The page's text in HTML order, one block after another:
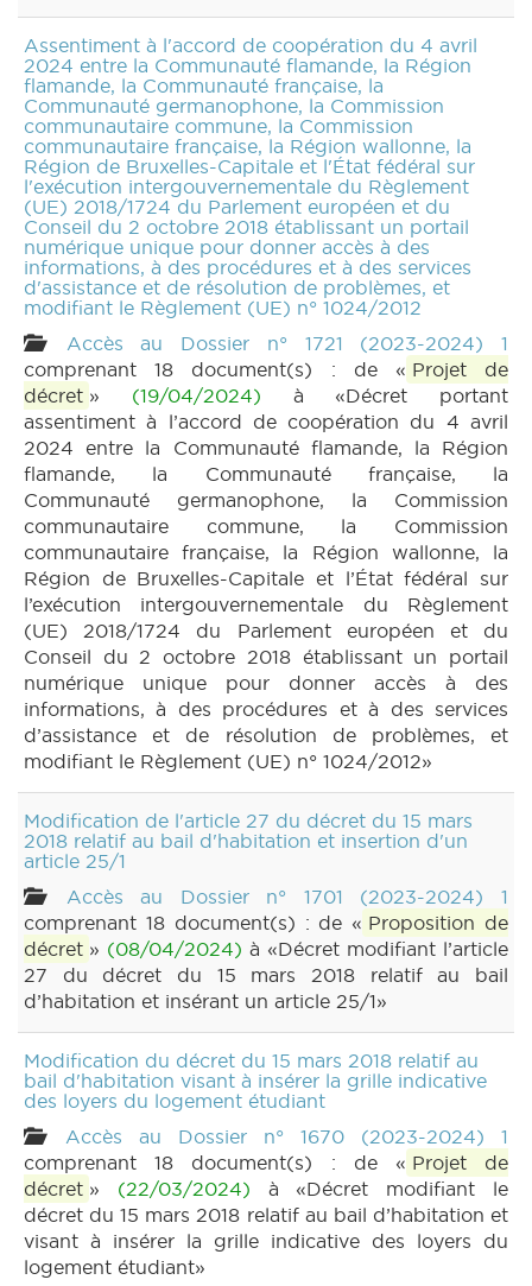
Assentiment à l'accord de coopération du 4 avril
2024 entre la Communauté flamande, la Région
flamande, la Communauté française, la
Communauté germanophone, la Commission
communautaire commune, la Commission
communautaire française, la Région wallonne, la
Région de Bruxelles-Capitale et l'État fédéral sur
l'exécution intergouvernementale du Règlement
(UE) 2018/1724 du Parlement européen et du
Conseil du 2 octobre 2018 établissant un portail
numérique unique pour donner accès à des
informations, à des procédures et à des services
d'assistance et de résolution de problèmes, et
modifiant le Règlement (UE) n° 1024/2012
Accès au Dossier n° 1721 (2023-2024) 1
comprenant 18 document(s) : de « Projet de
décret » (19/04/2024) à «Décret portant
assentiment à l’accord de coopération du 4 avril
2024 entre la Communauté flamande, la Région
flamande, la Communauté française, la
Communauté germanophone, la Commission
communautaire commune, la Commission
communautaire française, la Région wallonne, la
Région de Bruxelles-Capitale et l’État fédéral sur
l’exécution intergouvernementale du Règlement
(UE) 2018/1724 du Parlement européen et du
Conseil du 2 octobre 2018 établissant un portail
numérique unique pour donner accès à des
informations, à des procédures et à des services
d’assistance et de résolution de problèmes, et
modifiant le Règlement (UE) n° 1024/2012»
Modification de l'article 27 du décret du 15 mars
2018 relatif au bail d'habitation et insertion d'un
article 25/1
Accès au Dossier n° 1701 (2023-2024) 1
comprenant 18 document(s) : de « Proposition de
décret » (08/04/2024) à «Décret modifiant l’article
27 du décret du 15 mars 2018 relatif au bail
d’habitation et insérant un article 25/1»
Modification du décret du 15 mars 2018 relatif au
bail d'habitation visant à insérer la grille indicative
des loyers du logement étudiant
Accès au Dossier n° 1670 (2023-2024) 1
comprenant 18 document(s) : de « Projet de
décret » (22/03/2024) à «Décret modifiant le
décret du 15 mars 2018 relatif au bail d’habitation et
visant à insérer la grille indicative des loyers du
logement étudiant»